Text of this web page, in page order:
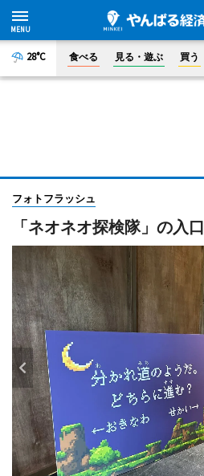
28°C 食べる 見る・遊ぶ 買う
フォトフラッシュ
「ネオネオ探検隊」の入口